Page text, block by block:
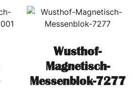
Wusthof-
Magnetisch-
Messenblok-7277